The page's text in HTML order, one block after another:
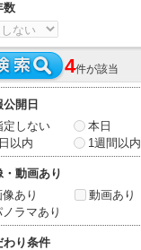
数
4件が該当
公開日
定しない
本日
以内
1週間以内
・動画あり
あり
動画あり
ノラマあり
わり条件